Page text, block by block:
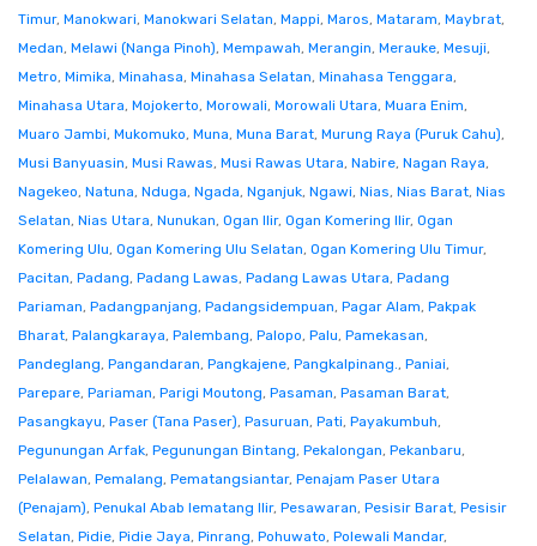
Timur, Manokwari, Manokwari Selatan, Mappi, Maros, Mataram, Maybrat,
Medan, Melawi (Nanga Pinoh), Mempawah, Merangin, Merauke, Mesuji,
Metro, Mimika, Minahasa, Minahasa Selatan, Minahasa Tenggara,
Minahasa Utara, Mojokerto, Morowali, Morowali Utara, Muara Enim,
Muaro Jambi, Mukomuko, Muna, Muna Barat, Murung Raya (Puruk Cahu),
Musi Banyuasin, Musi Rawas, Musi Rawas Utara, Nabire, Nagan Raya,
Nagekeo, Natuna, Nduga, Ngada, Nganjuk, Ngawi, Nias, Nias Barat, Nias
Selatan, Nias Utara, Nunukan, Ogan Ilir, Ogan Komering Ilir, Ogan
Komering Ulu, Ogan Komering Ulu Selatan, Ogan Komering Ulu Timur,
Pacitan, Padang, Padang Lawas, Padang Lawas Utara, Padang
Pariaman, Padangpanjang, Padangsidempuan, Pagar Alam, Pakpak
Bharat, Palangkaraya, Palembang, Palopo, Palu, Pamekasan,
Pandeglang, Pangandaran, Pangkajene, Pangkalpinang., Paniai,
Parepare, Pariaman, Parigi Moutong, Pasaman, Pasaman Barat,
Pasangkayu, Paser (Tana Paser), Pasuruan, Pati, Payakumbuh,
Pegunungan Arfak, Pegunungan Bintang, Pekalongan, Pekanbaru,
Pelalawan, Pemalang, Pematangsiantar, Penajam Paser Utara
(Penajam), Penukal Abab lematang Ilir, Pesawaran, Pesisir Barat, Pesisir
Selatan, Pidie, Pidie Jaya, Pinrang, Pohuwato, Polewali Mandar,